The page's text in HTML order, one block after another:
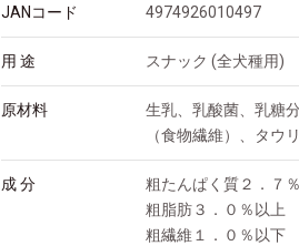
JANコード 4974926010497
用 途 スナック (全犬種用)
原材料
生乳、乳酸菌、乳糖
（食物繊維）、タウ
成 分
粗たんぱく質２．７
粗脂肪３．０％以上
粗繊維１．０％以下